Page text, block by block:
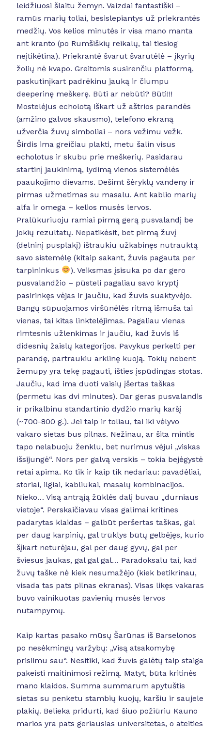
leidžiuosi šlaitu žemyn. Vaizdai fantastiški –
ramūs marių toliai, besislepiantys už priekrantės
medžių. Vos kelios minutės ir visa mano manta
ant kranto (po Rumšiškių reikalų, tai tiesiog
neįtikėtina). Priekrantė švarut švarutėlė – įkyrių
žolių nė kvapo. Greitomis susirenčiu platformą,
paskutinįkart padrėkinu jauką ir čiumpu
deeperinę meškerę. Būti ar nebūti? Būti!!!
Mostelėjus echolotą iškart už aštrios parandės
(amžino galvos skausmo), telefono ekraną
užverčia žuvų simboliai – nors vežimu vežk.
Širdis ima greičiau plakti, metu šalin visus
echolotus ir skubu prie meškerių. Pasidarau
startinį jaukinimą, lydimą vienos sistemėlės
paaukojimo dievams. Dešimt šėryklų vandeny ir
pirmas užmetimas su masalu. Ant kablio marių
alfa ir omega – kelios musės lervos.
Pralūkuriuoju ramiai pirmą gerą pusvalandį be
jokių rezultatų. Nepatikėsit, bet pirmą žuvį
(delninį pusplakį) ištraukiu užkabinęs nutrauktą
savo sistemėlę (kitaip sakant, žuvis pagauta per
tarpininkus
). Veiksmas įsisuka po dar gero
pusvalandžio – pūsteli pagaliau savo kryptį
pasirinkęs vėjas ir jaučiu, kad žuvis suaktyvėjo.
Bangų sūpuojamos viršūnėlės ritmą išmuša tai
vienas, tai kitas linktelėjimas. Pagaliau vienas
rimtesnis užlenkimas ir jaučiu, kad žuvis iš
didesnių žaislų kategorijos. Pavykus perkelti per
parandę, partraukiu arklinę kuoją. Tokių nebent
žemupy yra tekę pagauti, išties įspūdingas stotas.
Jaučiu, kad ima duoti vaisių įšertas taškas
(permetu kas dvi minutes). Dar geras pusvalandis
ir prikalbinu standartinio dydžio marių karšį
(~700-800 g.). Jei taip ir toliau, tai iki vėlyvo
vakaro sietas bus pilnas. Nežinau, ar šita mintis
tapo nelabuoju ženklu, bet nurimus vėjui „viskas
išsijungė“. Nors per galvą verskis – tokia bejėgystė
retai apima. Ko tik ir kaip tik nedariau: pavadėliai,
storiai, ilgiai, kabliukai, masalų kombinacijos.
Nieko… Visą antrąją žūklės dalį buvau „durniaus
vietoje“. Perskaičiavau visas galimai kritines
padarytas klaidas – galbūt peršertas taškas, gal
per daug karpinių, gal trūklys būtų gelbėjęs, kurio
šįkart neturėjau, gal per daug gyvų, gal per
šviesus jaukas, gal gal gal… Paradoksalu tai, kad
žuvų taške nė kiek nesumažėjo (kiek betikrinau,
visada tas pats pilnas ekranas). Visas likęs vakaras
buvo vainikuotas pavienių musės lervos
nutampymų.
Kaip kartas pasako mūsų Šarūnas iš Barselonos
po nesėkmingų varžybų: „Visą atsakomybę
prisiimu sau“. Nesitiki, kad žuvis galėtų taip staiga
pakeisti maitinimosi režimą. Matyt, būta kritinės
mano klaidos. Summa summarum apytuštis
sietas su penketu stambių kuojų, karšiu ir saujele
plakių. Belieka pridurti, kad šiuo požiūriu Kauno
marios yra pats geriausias universitetas, o ateities